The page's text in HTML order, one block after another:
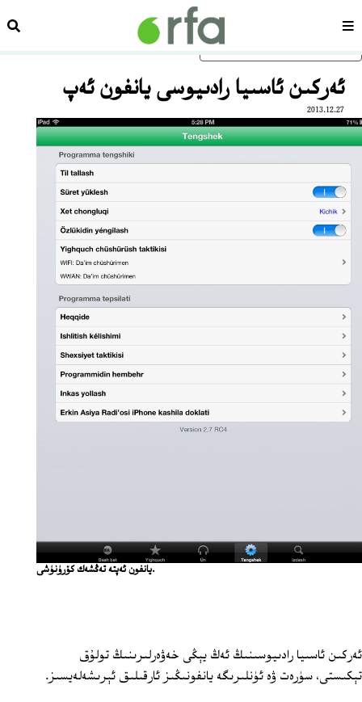
ئاساسلىق مەزمۇنغا ئاتلاڭسەھىپە
ئەركىن ئاسىيا رادىيوسى يانفون ئەپ
2013.12.27
يانفون ئەپتە تەڭشەك كۆرۈنۈشى.
ئەركىن ئاسىيا رادىيوسىنىڭ ئەڭ يېڭى خەۋەرلىرىنىڭ تولۇق
تېكىستى، سۈرەت ۋە ئۈنلىرىگە يانفونىڭىز ئارقىلىق ئېرىشەلەيسىز.